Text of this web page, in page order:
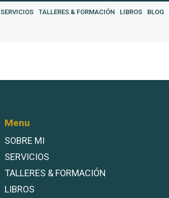
SERVICIOS TALLERES & FORMACIÓN LIBROS BLOG
Menu
SOBRE MI
SERVICIOS
TALLERES & FORMACIÓN
LIBROS